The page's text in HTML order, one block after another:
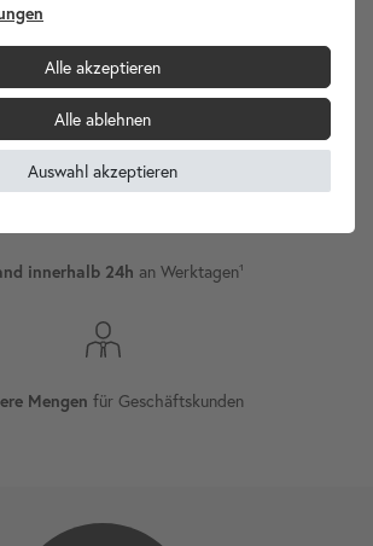
für Waschbecken Unikate!
InternationalerVersand
innerhalb 24h an Werktagen¹
Mengen für Geschäftskunden
Alle akzeptieren
Alle ablehnen
Auswahl akzeptieren